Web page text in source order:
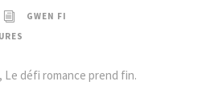
GWEN FI
, Le défi romance prend fin.